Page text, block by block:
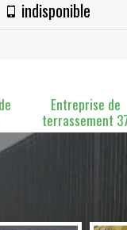
indisponible
Entreprise de
terrassement